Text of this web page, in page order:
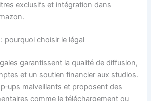
exclusifs et intégration dans
pourquoi choisir le légal
garantissent la qualité de diffusion,
et un soutien financier aux studios.
malveillants et proposent des
comme le téléchargement ou